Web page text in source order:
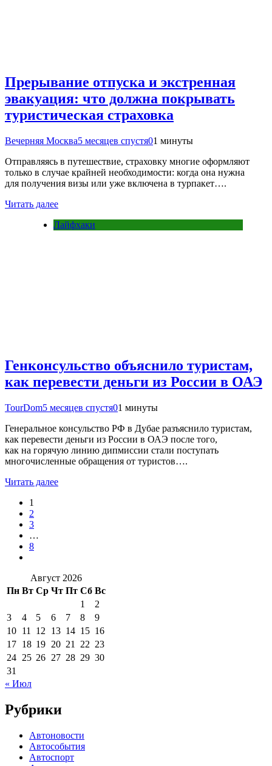
Прерывание отпуска и экстренная
эвакуация: что должна покрывать
туристическая страховка
Вечерняя Москва5 месяцев спустя01 минуты
Отправляясь в путешествие, страховку многие оформляют
только в случае крайней необходимости: когда она нужна
для получения визы или уже включена в турпакет….
Читать далее
Лайфхаки
Генконсульство объяснило туристам,
как перевести деньги из России в ОАЭ
TourDom5 месяцев спустя01 минуты
Генеральное консульство РФ в Дубае разъяснило туристам,
как перевести деньги из России в ОАЭ после того,
как на горячую линию дипмиссии стали поступать
многочисленные обращения от туристов….
Читать далее
1
2
3
…
8
Август 2026
Пн Вт Ср Чт Пт Сб Вс
1
2
3
4 5 6 7 8
9
10 11 12 13 14 15 16
17 18 19 20 21 22 23
24 25 26 27 28 29 30
31
« Июл
Рубрики
Автоновости
Автособытия
Автоспорт